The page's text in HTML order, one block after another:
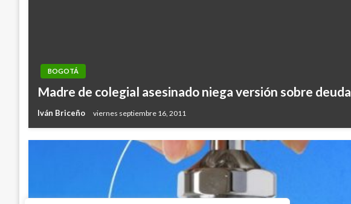
BOGOTÁ
Madre de colegial asesinado niega versión sobre deuda
Iván Briceño viernes septiembre 16, 2011